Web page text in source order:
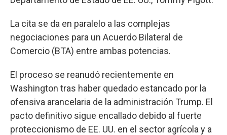
La cita se da en paralelo a las complejas
negociaciones para un Acuerdo Bilateral de
Comercio (BTA) entre ambas potencias.
El proceso se reanudó recientemente en
Washington tras haber quedado estancado por la
ofensiva arancelaria de la administración Trump. El
pacto definitivo sigue encallado debido al fuerte
proteccionismo de EE. UU. en el sector agrícola y a